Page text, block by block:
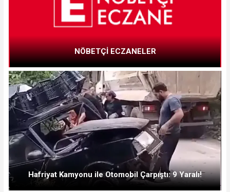
NÖBETÇİ ECZANELER
Hafriyat Kamyonu ile Otomobil Çarpıştı: 9 Yaralı!